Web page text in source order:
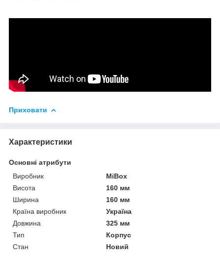
Приховати
Характеристики
Основні атрибути
Виробник
MiBox
Висота
160 мм
Ширина
160 мм
Країна виробник
Україна
Довжина
325 мм
Тип
Корпус
Стан
Новий